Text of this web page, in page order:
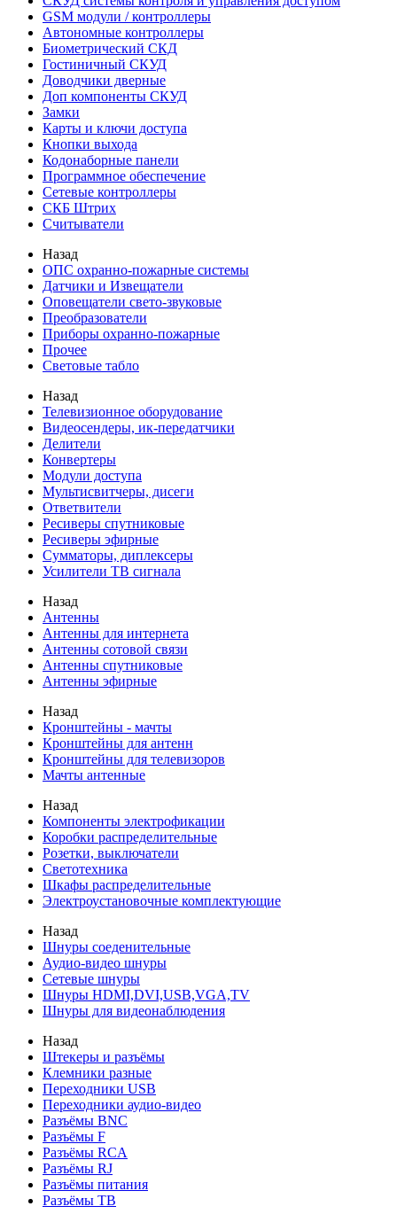
GSM модули / контроллеры
Автономные контроллеры
Биометрический СКД
Гостиничный СКУД
Доводчики дверные
Доп компоненты СКУД
Замки
Карты и ключи доступа
Кнопки выхода
Кодонаборные панели
Программное обеспечение
Сетевые контроллеры
СКБ Штрих
Считыватели
Назад
ОПС охранно-пожарные системы
Датчики и Извещатели
Оповещатели свето-звуковые
Преобразователи
Приборы охранно-пожарные
Прочее
Световые табло
Назад
Телевизионное оборудование
Видеосендеры, ик-передатчики
Делители
Конвертеры
Модули доступа
Мультисвитчеры, дисеги
Ответвители
Ресиверы спутниковые
Ресиверы эфирные
Сумматоры, диплексеры
Усилители ТВ сигнала
Назад
Антенны
Антенны для интернета
Антенны сотовой связи
Антенны спутниковые
Антенны эфирные
Назад
Кронштейны - мачты
Кронштейны для антенн
Кронштейны для телевизоров
Мачты антенные
Назад
Компоненты электрофикации
Коробки распределительные
Розетки, выключатели
Светотехника
Шкафы распределительные
Электроустановочные комплектующие
Назад
Шнуры соеденительные
Аудио-видео шнуры
Сетевые шнуры
Шнуры HDMI,DVI,USB,VGA,TV
Шнуры для видеонаблюдения
Назад
Штекеры и разъёмы
Клемники разные
Переходники USB
Переходники аудио-видео
Разъёмы BNC
Разъёмы F
Разъёмы RCA
Разъёмы RJ
Разъёмы питания
Разъёмы ТВ